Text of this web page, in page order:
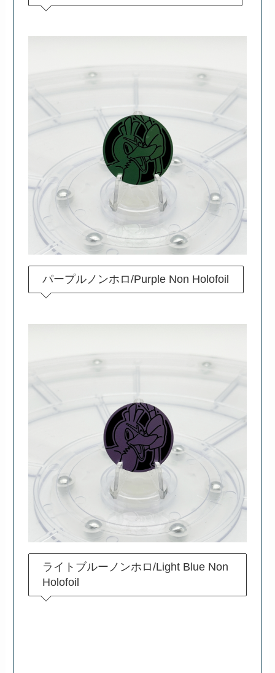
パープルノンホロ/Purple Non Holofoil
ライトブルーノンホロ/Light Blue Non
Holofoil